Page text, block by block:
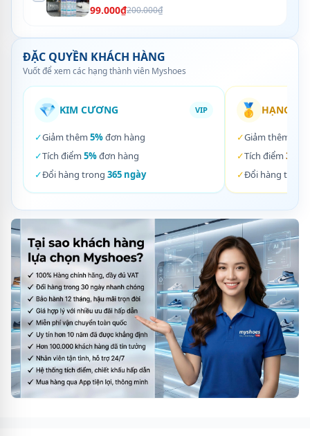
99.000₫200.000₫
ĐẶC QUYỀN KHÁCH HÀNG
Vuốt để xem các hạng thành viên Myshoes
💎 KIM CƯƠNG VIP
✓Giảm thêm 5%đơn hàng
✓Tích điểm 5%đơn hàng
✓Đổi hàng trong 365 ngày
🥇 HẠNG
✓Giảm thêm
✓Tích điểm 3%
✓Đổi hàng trong